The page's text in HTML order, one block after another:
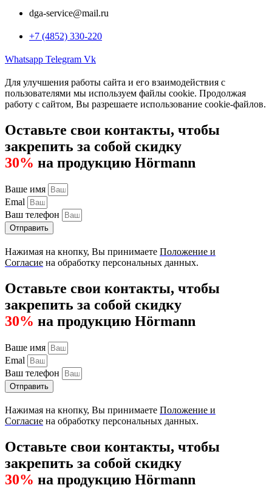
dga-service@mail.ru
+7 (4852) 330-220
Whatsapp Telegram Vk
Для улучшения работы сайта и его взаимодействия с
пользователями мы используем файлы cookie. Продолжая
работу с сайтом, Вы разрешаете использование cookie-файлов.
Оставьте свои контакты, чтобы
закрепить за собой скидку
30% на продукцию Hörmann
Ваше имя
Emal
Ваш телефон
Отправить
Нажимая на кнопку, Вы принимаете Положение и
Согласие на обработку персональных данных.
Оставьте свои контакты, чтобы
закрепить за собой скидку
30% на продукцию Hörmann
Ваше имя
Emal
Ваш телефон
Отправить
Нажимая на кнопку, Вы принимаете Положение и
Согласие на обработку персональных данных.
Оставьте свои контакты, чтобы
закрепить за собой скидку
30% на продукцию Hörmann